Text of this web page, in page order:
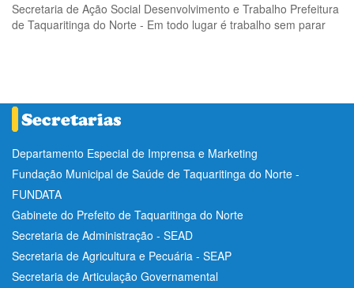
Secretaria de Ação Social Desenvolvimento e Trabalho Prefeitura
de Taquaritinga do Norte - Em todo lugar é trabalho sem parar
Departamento Especial de Imprensa e Marketing
Fundação Municipal de Saúde de Taquaritinga do Norte -
FUNDATA
Gabinete do Prefeito de Taquaritinga do Norte
Secretaria de Administração - SEAD
Secretaria de Agricultura e Pecuária - SEAP
Secretaria de Articulação Governamental